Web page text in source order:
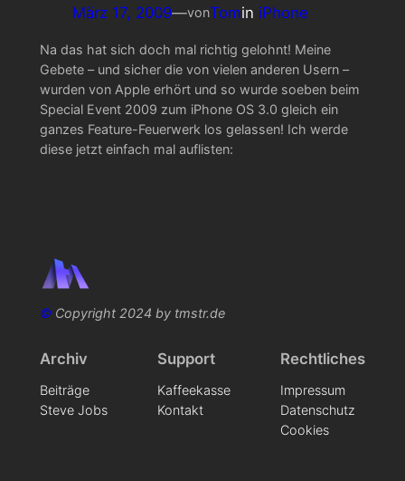
März 17, 2009—vonTomin iPhone
Na das hat sich doch mal richtig gelohnt! Meine
Gebete – und sicher die von vielen anderen Usern –
wurden von Apple erhört und so wurde soeben beim
Special Event 2009 zum iPhone OS 3.0 gleich ein
ganzes Feature-Feuerwerk los gelassen! Ich werde
diese jetzt einfach mal auflisten:
©Copyright 2024 by tmstr.de
Archiv
Beiträge
Steve Jobs
Support
Kaffeekasse
Kontakt
Rechtliches
Impressum
Datenschutz
Cookies